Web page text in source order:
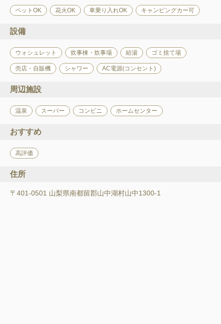
ペットOK 花火OK 車乗り入れOK キャンピングカー可
設備
ウォシュレット 炊事棟・炊事場 給湯 ゴミ捨て場
売店・自販機 シャワー AC電源(コンセント)
周辺施設
温泉 スーパー コンビニ ホームセンター
おすすめ
高評価
住所
〒401-0501 山梨県南都留郡山中湖村山中1300-1